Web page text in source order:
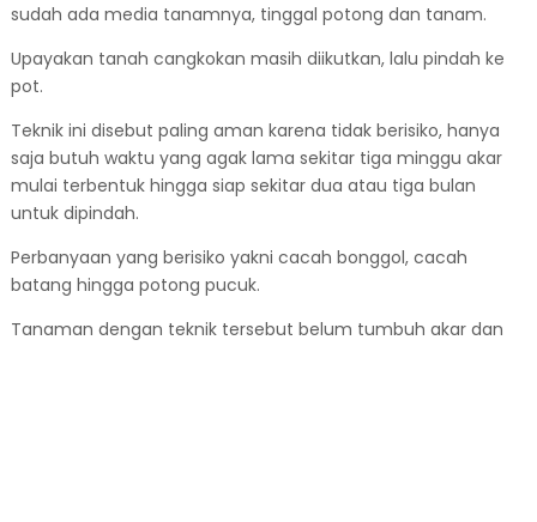
sudah ada media tanamnya, tinggal potong dan tanam.
Upayakan tanah cangkokan masih diikutkan, lalu pindah ke
pot.
Teknik ini disebut paling aman karena tidak berisiko, hanya
saja butuh waktu yang agak lama sekitar tiga minggu akar
mulai terbentuk hingga siap sekitar dua atau tiga bulan
untuk dipindah.
Perbanyaan yang berisiko yakni cacah bonggol, cacah
batang hingga potong pucuk.
Tanaman dengan teknik tersebut belum tumbuh akar dan